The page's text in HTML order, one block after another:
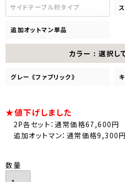
サイドテーブル肘タイプ
追加オットマン単品
カラー 選択し
グレー 《ファブリック》
★値下げしました
2P各セット：通常価格67,600円
追加オットマン：通常価格9,300円